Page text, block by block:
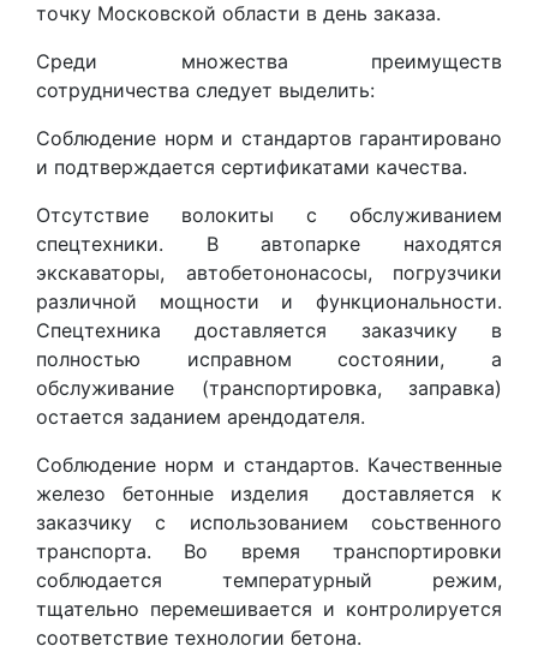
точку Московской области в день заказа.
Среди множества преимуществ
сотрудничества следует выделить:
Соблюдение норм и стандартов гарантировано
и подтверждается сертификатами качества.
Отсутствие волокиты с обслуживанием
спецтехники. В автопарке находятся
экскаваторы, автобетононасосы, погрузчики
различной мощности и функциональности.
Спецтехника доставляется заказчику в
полностью исправном состоянии, а
обслуживание (транспортировка, заправка)
остается заданием арендодателя.
Соблюдение норм и стандартов. Качественные
железо бетонные изделия доставляется к
заказчику с использованием соьственного
транспорта. Во время транспортировки
соблюдается температурный режим,
тщательно перемешивается и контролируется
соответствие технологии бетона.